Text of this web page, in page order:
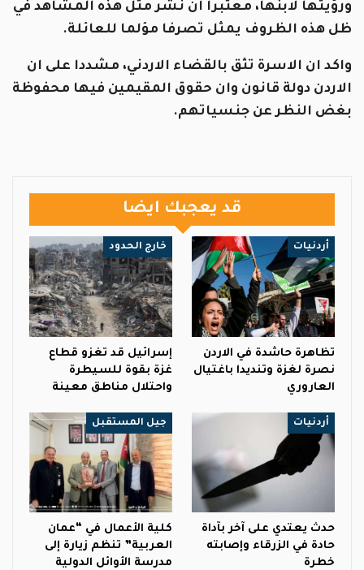
ورؤيتها لابنها، معتبرا ان نشر مثل هذه المشاهد في
ظل هذه الظروف يمثل تصرفا مؤلما للعائلة.
واكد ان الاسرة تثق بالقضاء الاردني، مشددا على ان
الاردن دولة قانون وان حقوق المقيمين فيها محفوظة
بغض النظر عن جنسياتهم.
قد يعجبك ايضا
أردنيات
تظاهرة حاشدة في الاردن
نصرة لغزة وتنديدا باغتيال
العاروري
خارج الحدود
إسرائيل قد تغزو قطاع
غزة بقوة للسيطرة
واحتلال مناطق معينة
أردنيات
حدث يعتدي على آخر بآداة
حادة في الزرقاء وإصابته
خطرة
جيل المستقبل
كلية الأعمال في “عمان
العربية” تنظم زيارة إلى
مدرسة الأوائل الدولية